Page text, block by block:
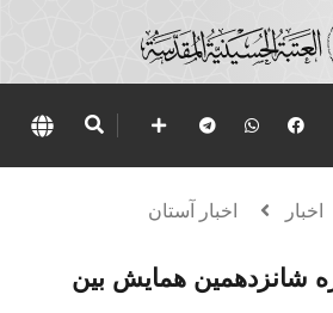
اخبار اخبار آستان
شانزدهمین همایش بین